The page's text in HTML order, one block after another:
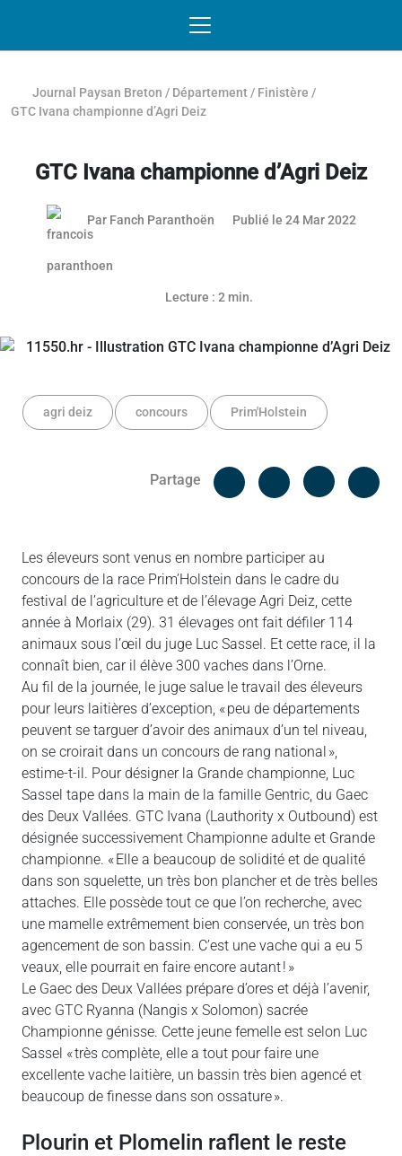
Journal Paysan Breton / Département / Finistère /
GTC Ivana championne d’Agri Deiz
GTC Ivana championne d’Agri Deiz
Par Fanch Paranthoën Publié le 24 Mar 2022
Lecture : 2 min.
agri deiz concours Prim'Holstein
Partage
Facebook
Les éleveurs sont venus en nombre participer au
concours de la race Prim’Holstein dans le cadre du
festival de l’agriculture et de l’élevage Agri Deiz, cette
année à Morlaix (29). 31 élevages ont fait défiler 114
animaux sous l’œil du juge Luc Sassel. Et cette race, il la
connaît bien, car il élève 300 vaches dans l’Orne.
Au fil de la journée, le juge salue le travail des éleveurs
pour leurs laitières d’exception, « peu de départements
peuvent se targuer d’avoir des animaux d’un tel niveau,
on se croirait dans un concours de rang national »,
estime-t-il. Pour désigner la Grande championne, Luc
Sassel tape dans la main de la famille Gentric, du Gaec
des Deux Vallées. GTC Ivana (Lauthority x Outbound) est
désignée successivement Championne adulte et Grande
championne. « Elle a beaucoup de solidité et de qualité
dans son squelette, un très bon plancher et de très belles
attaches. Elle possède tout ce que l’on recherche, avec
une mamelle extrêmement bien conservée, un très bon
agencement de son bassin. C’est une vache qui a eu 5
veaux, elle pourrait en faire encore autant ! »
Le Gaec des Deux Vallées prépare d’ores et déjà l’avenir,
avec GTC Ryanna (Nangis x Solomon) sacrée
Championne génisse. Cette jeune femelle est selon Luc
Sassel « très complète, elle a tout pour faire une
excellente vache laitière, un bassin très bien agencé et
beaucoup de finesse dans son ossature ».
Plourin et Plomelin raflent le reste